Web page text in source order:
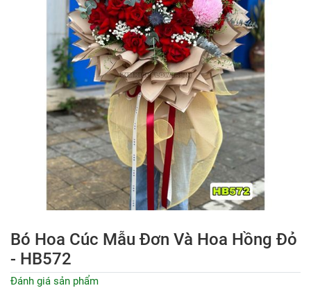
Bó Hoa Cúc Mẫu Đơn Và Hoa Hồng Đỏ
- HB572
Đánh giá sản phẩm